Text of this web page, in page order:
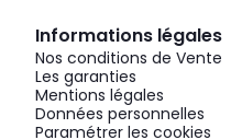
Informations légales
Nos conditions de Vente
Les garanties
Mentions légales
Données personnelles
Paramétrer les cookies